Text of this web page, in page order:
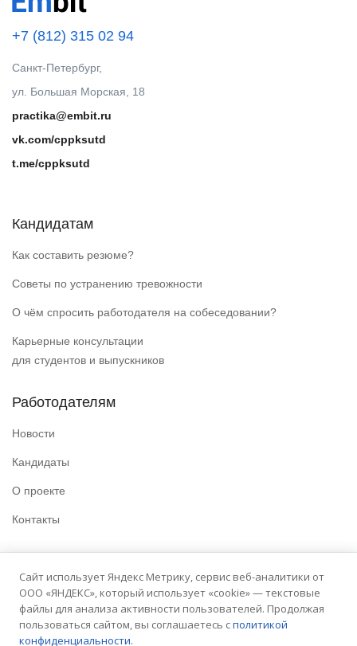
+7 (812) 315 02 94
Санкт-Петербург,
ул. Большая Морская, 18
practika@embit.ru
vk.com/cppksutd
t.me/cppksutd
Кандидатам
Как составить резюме?
Советы по устранению тревожности
О чём спросить работодателя на собеседовании?
Карьерные консультации
для студентов и выпускников
Работодателям
Новости
Кандидаты
О проекте
Контакты
Политика конфиденциальности
Условия использования
Сайт использует Яндекс Метрику, сервис веб-аналитики от
ООО «ЯНДЕКС», который использует «cookie» — текстовые
файлы для анализа активности пользователей. Продолжая
пользоваться сайтом, вы соглашаетесь сполитикой
конфиденциальности.